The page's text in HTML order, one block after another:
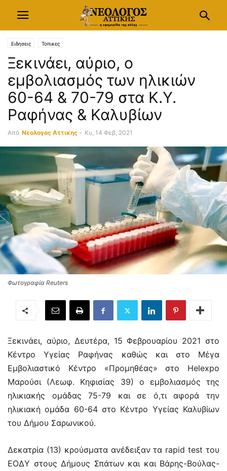
Ειδησεις Τοπικες
Ξεκινάει, αύριο, ο
εμβολιασμός των ηλικιών
60-64 & 70-79 στα Κ.Y.
Ραφήνας & Καλυβίων
Από Νεολογος Αττικης - Κυ, 14 Φεβ, 2021
Φωτογραφία Reuters
Ξεκινάει, αύριο, Δευτέρα, 15 Φεβρουαρίου 2021 στο
Κέντρο Υγείας Ραφήνας καθώς και στο Μέγα
Εμβολιαστικό Κέντρο «Προμηθέας» στο Helexpo
Μαρούσι (Λεωφ. Κηφισίας 39) ο εμβολιασμός της
ηλικιακής ομάδας 75-79 και σε ό,τι αφορά την
ηλικιακή ομάδα 60-64 στο Κέντρο Υγείας Καλυβίων
του Δήμου Σαρωνικού.
Δεκατρία (13) κρούσματα ανέδειξαν τα rapid test του
ΕΟΔΥ στους Δήμους Σπάτων και και Βάρης-Βούλας-